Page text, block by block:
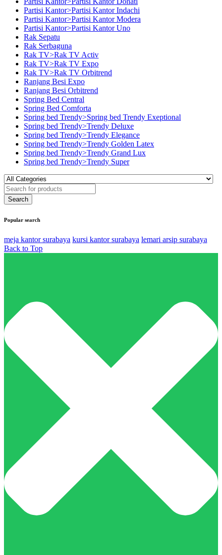
Partisi Kantor>Partisi Kantor Indachi
Partisi Kantor>Partisi Kantor Modera
Partisi Kantor>Partisi Kantor Uno
Rak Sepatu
Rak Serbaguna
Rak TV>Rak TV Activ
Rak TV>Rak TV Expo
Rak TV>Rak TV Orbitrend
Ranjang Besi Expo
Ranjang Besi Orbitrend
Spring Bed Central
Spring Bed Comforta
Spring bed Trendy>Spring bed Trendy Exeptional
Spring bed Trendy>Trendy Deluxe
Spring bed Trendy>Trendy Elegance
Spring bed Trendy>Trendy Golden Latex
Spring bed Trendy>Trendy Grand Lux
Spring bed Trendy>Trendy Super
Popular search
meja kantor surabaya kursi kantor surabaya lemari arsip surabaya
Back to Top